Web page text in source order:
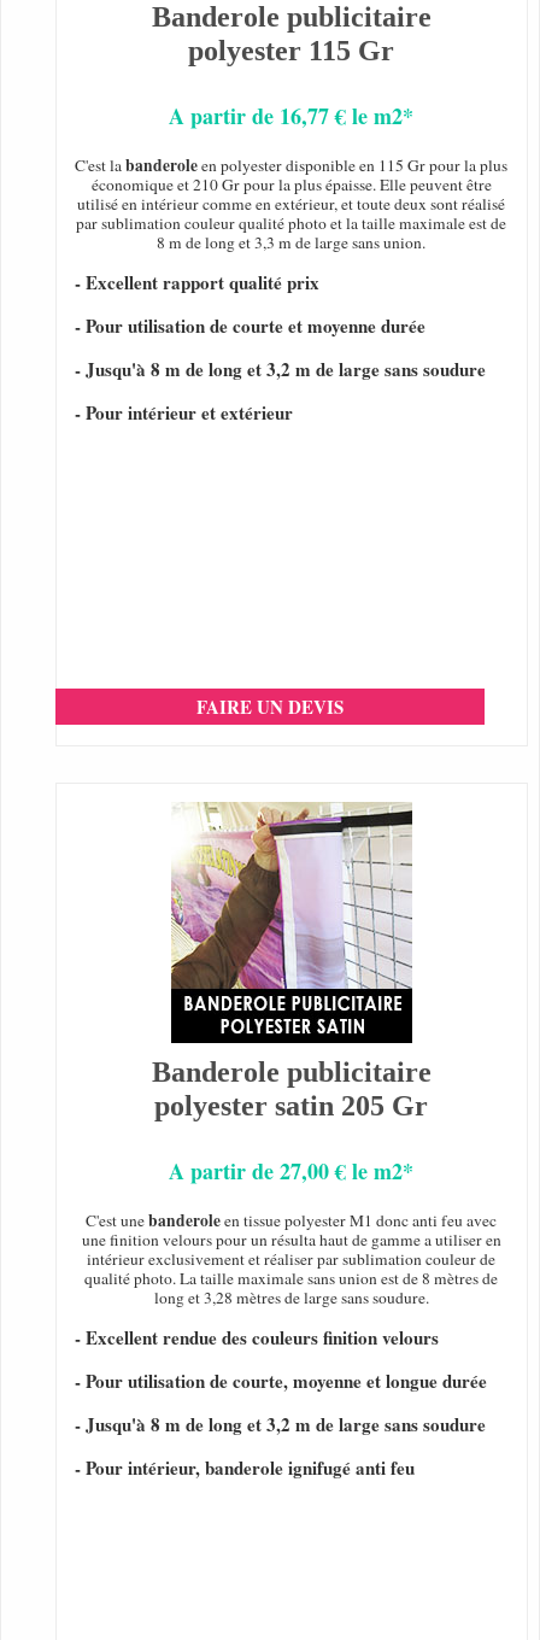
Banderole publicitaire
polyester 115 Gr
A partir de 16,77 € le m2*
C'est labanderoleen polyester disponible en 115 Gr pour la plus
économique et 210 Gr pour la plus épaisse. Elle peuvent être
utilisé en intérieur comme en extérieur, et toute deux sont réalisé
par sublimation couleur qualité photo et la taille maximale est de
8 m de long et 3,3 m de large sans union.
- Excellent rapport qualité prix
- Pour utilisation de courte et moyenne durée
- Jusqu'à 8 m de long et 3,2 m de large sans soudure
- Pour intérieur et extérieur
FAIRE UN DEVIS
Banderole publicitaire
polyester satin 205 Gr
A partir de 27,00 € le m2*
C'est unebanderoleen tissue polyester M1 donc anti feu avec
une finition velours pour un résulta haut de gamme a utiliser en
intérieur exclusivement et réaliser par sublimation couleur de
qualité photo. La taille maximale sans union est de 8 mètres de
long et 3,28 mètres de large sans soudure.
- Excellent rendue des couleurs finition velours
- Pour utilisation de courte, moyenne et longue durée
- Jusqu'à 8 m de long et 3,2 m de large sans soudure
- Pour intérieur, banderole ignifugé anti feu